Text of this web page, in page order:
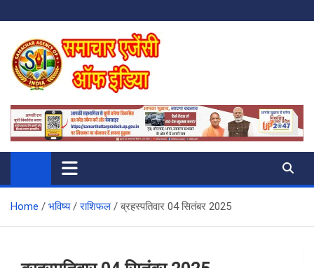
to
content
SAMACHAR AGENCY OF INDIA
My WordPress Blog
Home भविष्य राशिफल ब्रहस्पतिवार 04 सितंबर 2025